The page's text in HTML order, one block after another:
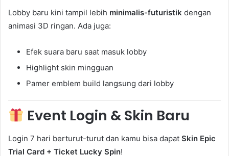
Lobby baru kini tampil lebih minimalis-futuristik dengan
animasi 3D ringan. Ada juga:
Efek suara baru saat masuk lobby
Highlight skin mingguan
Pamer emblem build langsung dari lobby
Event Login & Skin Baru
Login 7 hari berturut-turut dan kamu bisa dapat Skin Epic
Trial Card + Ticket Lucky Spin!